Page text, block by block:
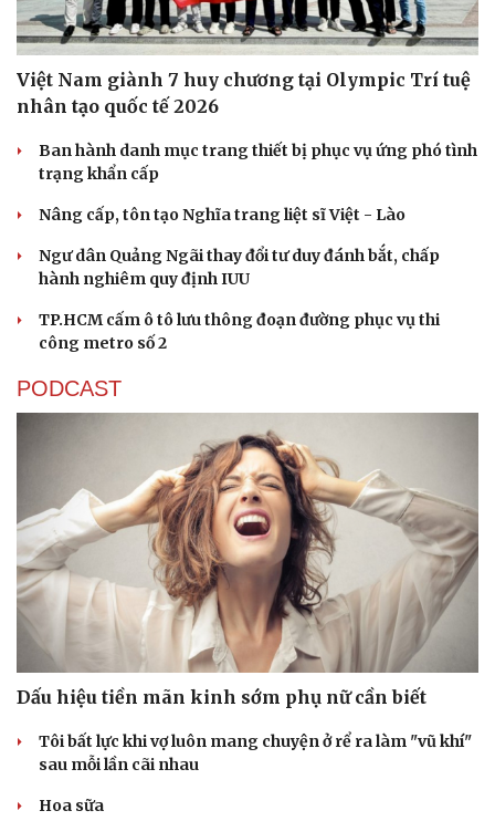
Sân khấu - Điện ảnh
Văn học
Âm nhạc
Di sản
Giải trí
Nghệ sĩ
Sao Việt
Việt Nam giành 7 huy chương tại Olympic Trí tuệ
nhân tạo quốc tế 2026
Ban hành danh mục trang thiết bị phục vụ ứng phó tình
trạng khẩn cấp
Nâng cấp, tôn tạo Nghĩa trang liệt sĩ Việt - Lào
Ngư dân Quảng Ngãi thay đổi tư duy đánh bắt, chấp
hành nghiêm quy định IUU
TP.HCM cấm ô tô lưu thông đoạn đường phục vụ thi
công metro số 2
PODCAST
Dấu hiệu tiền mãn kinh sớm phụ nữ cần biết
Tôi bất lực khi vợ luôn mang chuyện ở rể ra làm "vũ khí"
sau mỗi lần cãi nhau
Hoa sữa